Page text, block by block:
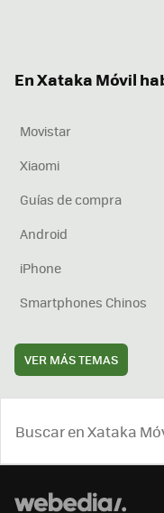
En Xataka Móvil
Movistar
Xiaomi
Guías de compra
Android
iPhone
Smartphones Chinos
VER MÁS TEMAS